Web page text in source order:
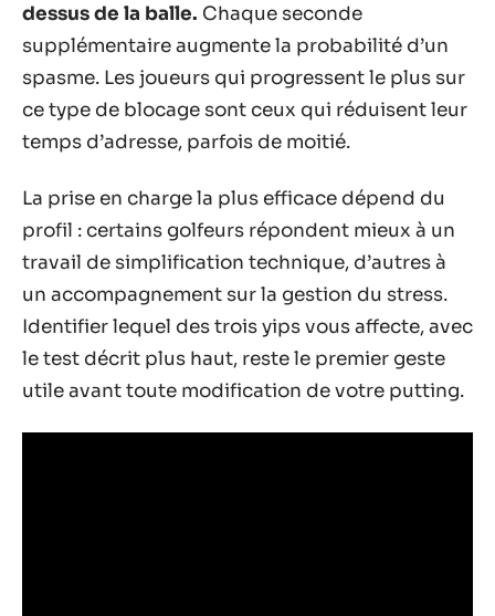
dessus de la balle. Chaque seconde
supplémentaire augmente la probabilité d’un
spasme. Les joueurs qui progressent le plus sur
ce type de blocage sont ceux qui réduisent leur
temps d’adresse, parfois de moitié.
La prise en charge la plus efficace dépend du
profil : certains golfeurs répondent mieux à un
travail de simplification technique, d’autres à
un accompagnement sur la gestion du stress.
Identifier lequel des trois yips vous affecte, avec
le test décrit plus haut, reste le premier geste
utile avant toute modification de votre putting.